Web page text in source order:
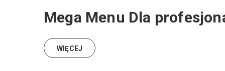
Mega Menu Dla
WIĘCEJ